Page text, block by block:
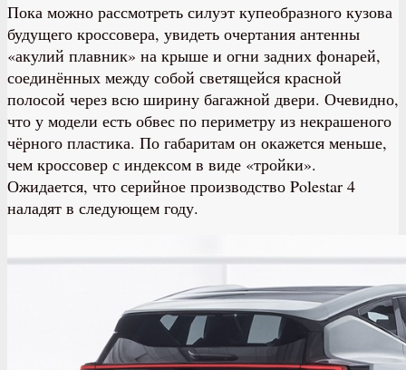
Пока можно рассмотреть силуэт купеобразного кузова
будущего кроссовера, увидеть очертания антенны
«акулий плавник» на крыше и огни задних фонарей,
соединённых между собой светящейся красной
полосой через всю ширину багажной двери. Очевидно,
что у модели есть обвес по периметру из некрашеного
чёрного пластика. По габаритам он окажется меньше,
чем кроссовер с индексом в виде «тройки».
Ожидается, что серийное производство Polestar 4
наладят в следующем году.